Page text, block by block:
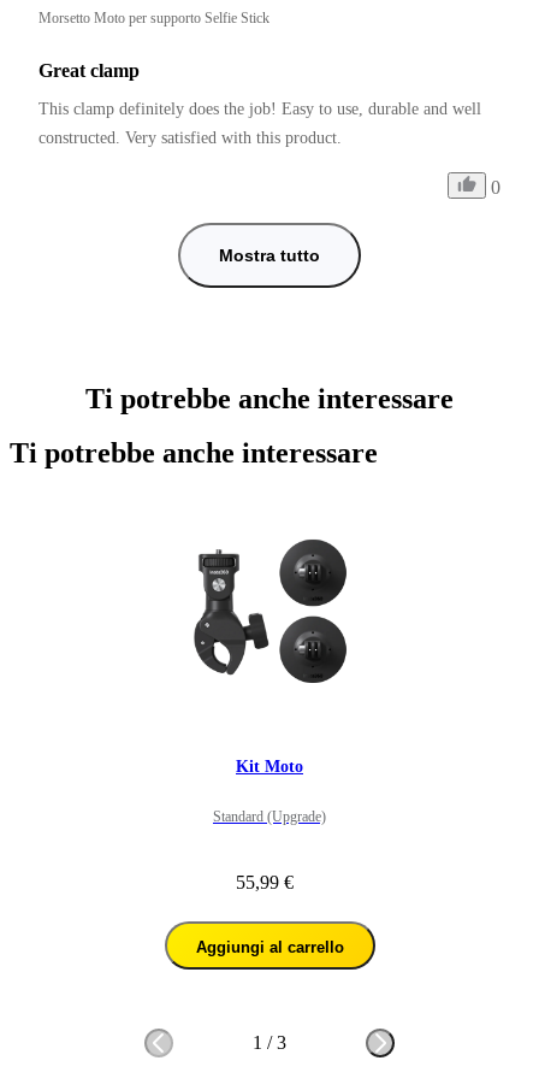
Morsetto Moto per supporto Selfie Stick
Great clamp
This clamp definitely does the job! Easy to use, durable and well
constructed. Very satisfied with this product.
0
Mostra tutto
Ti potrebbe anche interessare
Ti potrebbe anche interessare
Kit Moto
Standard (Upgrade)
55,99 €
Aggiungi al carrello
1 /3